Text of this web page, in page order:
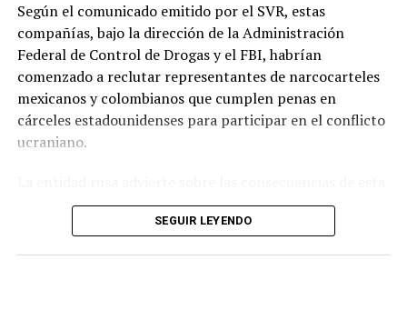
Según el comunicado emitido por el SVR, estas
compañías, bajo la dirección de la Administración
Federal de Control de Drogas y el FBI, habrían
comenzado a reclutar representantes de narcocarteles
mexicanos y colombianos que cumplen penas en
cárceles estadounidenses para participar en el conflicto
ucraniano.
acción, señalando que se prevé que la primera partida de
estos sicarios sea trasladada al campo de batalla en el
SEGUIR LEYENDO